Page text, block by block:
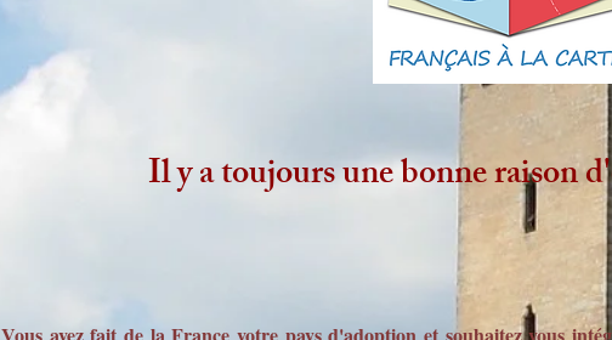
Il y a toujours une bonne raison
Vous avez fait de la France votre pays d'adoption et souhaitez vous